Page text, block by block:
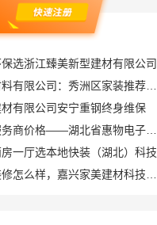
选浙江臻美新型建材有限公司
有限公司安宁重钢终身维保
一厅选本地快装（湖北）科技